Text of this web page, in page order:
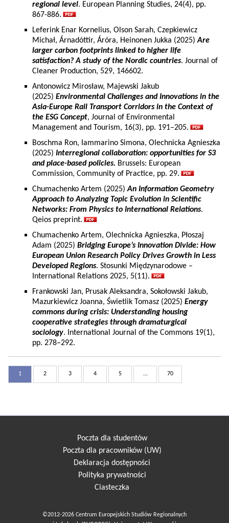
regional level. European Planning Studies, 24(4), pp.
867-886.
Leferink Enar Kornelius, Olson Sarah, Czepkiewicz
Michał, Árnadóttir, Áróra, Heinonen Jukka (2025)Are
larger carbon footprints linked to higher life
satisfaction? A study of the Nordic countries. Journal of
Cleaner Production, 529, 146602.
Antonowicz Mirosław, Majewski Jakub
(2025) Environmental Challenges and Innovations in the
Asia-Europe Rail Transport Corridors in the Context of
the ESG Concept, Journal of Environmental
Management and Tourism, 16(3), pp. 191–205.
Boschma Ron, Iammarino Simona, Olechnicka Agnieszka
(2025) Interregional collaboration: opportunities for S3
and place-based policies. Brussels: European
Commission, Community of Practice, pp. 29.
Chumachenko Artem (2025)An Information Geometry
Approach to Analyzing Topic Evolution in Scientific
Networks: From Physics to International Relations.
Qeios preprint.
Chumachenko Artem, Olechnicka Agnieszka, Płoszaj
Adam (2025) Bridging Europe’s Innovation Divide: How
European Union Research Policy Drives Growth in Less
Developed Regions. Stosunki Międzynarodowe –
International Relations 2025, 5(11).
Frankowski Jan, Prusak Aleksandra, Sokołowski Jakub,
Mazurkiewicz Joanna, Świetlik Tomasz (2025) Energy
commons during crisis: Understanding housing
cooperative strategies through dramaturgical
sociology. International Journal of the Commons 19(1),
pp. 278–292.
1 2 3 4 5 ... 70
Poczta dla studentów
Poczta dla pracowników (UW)
Deklaracja dostępności
Polityka prywatności
Ciasteczka
©2012-2026 Centrum Europejskich Studiów Regionalnych